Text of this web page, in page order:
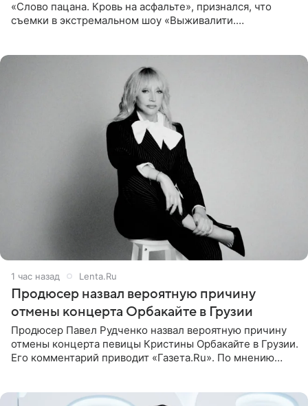
«Слово пацана. Кровь на асфальте», признался, что
съемки в экстремальном шоу «Выживалити.
1 час назад Lenta.Ru
Продюсер назвал вероятную причину
отмены концерта Орбакайте в Грузии
Продюсер Павел Рудченко назвал вероятную причину
отмены концерта певицы Кристины Орбакайте в Грузии.
Его комментарий приводит «Газета.Ru». По мнению